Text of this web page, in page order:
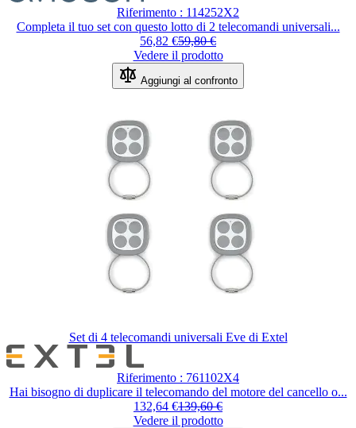
Riferimento : 114252X2
Completa il tuo set con questo lotto di 2 telecomandi universali...
56,82 €59,80 €
Vedere il prodotto
Aggiungi al confronto
Set di 4 telecomandi universali Eve di Extel
Riferimento : 761102X4
Hai bisogno di duplicare il telecomando del motore del cancello o...
132,64 €139,60 €
Vedere il prodotto